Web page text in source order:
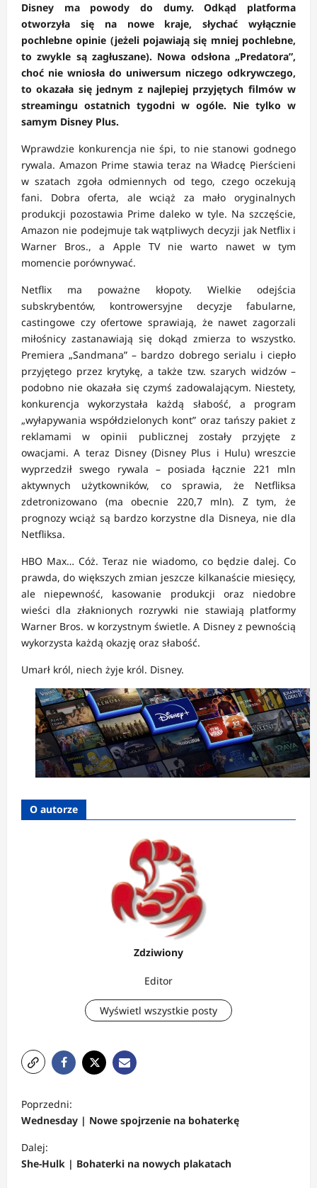
Disney ma powody do dumy. Odkąd platforma
otworzyła się na nowe kraje, słychać wyłącznie
pochlebne opinie (jeżeli pojawiają się mniej pochlebne,
to zwykle są zagłuszane). Nowa odsłona „Predatora”,
choć nie wniosła do uniwersum niczego odkrywczego,
to okazała się jednym z najlepiej przyjętych filmów w
streamingu ostatnich tygodni w ogóle. Nie tylko w
samym Disney Plus.
Wprawdzie konkurencja nie śpi, to nie stanowi godnego
rywala. Amazon Prime stawia teraz na Władcę Pierścieni
w szatach zgoła odmiennych od tego, czego oczekują
fani. Dobra oferta, ale wciąż za mało oryginalnych
produkcji pozostawia Prime daleko w tyle. Na szczęście,
Amazon nie podejmuje tak wątpliwych decyzji jak Netflix i
Warner Bros., a Apple TV nie warto nawet w tym
momencie porównywać.
Netflix ma poważne kłopoty. Wielkie odejścia
subskrybentów, kontrowersyjne decyzje fabularne,
castingowe czy ofertowe sprawiają, że nawet zagorzali
miłośnicy zastanawiają się dokąd zmierza to wszystko.
Premiera „Sandmana” – bardzo dobrego serialu i ciepło
przyjętego przez krytykę, a także tzw. szarych widzów –
podobno nie okazała się czymś zadowalającym. Niestety,
konkurencja wykorzystała każdą słabość, a program
„wyłapywania współdzielonych kont” oraz tańszy pakiet z
reklamami w opinii publicznej zostały przyjęte z
owacjami. A teraz Disney (Disney Plus i Hulu) wreszcie
wyprzedził swego rywala – posiada łącznie 221 mln
aktywnych użytkowników, co sprawia, że Netfliksa
zdetronizowano (ma obecnie 220,7 mln). Z tym, że
prognozy wciąż są bardzo korzystne dla Disneya, nie dla
Netfliksa.
HBO Max… Cóż. Teraz nie wiadomo, co będzie dalej. Co
prawda, do większych zmian jeszcze kilkanaście miesięcy,
ale niepewność, kasowanie produkcji oraz niedobre
wieści dla złaknionych rozrywki nie stawiają platformy
Warner Bros. w korzystnym świetle. A Disney z pewnością
wykorzysta każdą okazję oraz słabość.
Umarł król, niech żyje król. Disney.
O autorze
Zdziwiony
Editor
Wyświetl wszystkie posty
o
b
a
Poprzedni:
Wednesday | Nowe spojrzenie na bohaterkę
Dalej:
She-Hulk | Bohaterki na nowych plakatach